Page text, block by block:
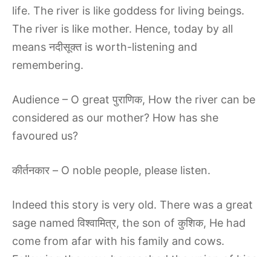
life. The river is like goddess for living beings.
The river is like mother. Hence, today by all
means नदीसूक्त is worth-listening and
remembering.
Audience – O great पुराणिक, How the river can be
considered as our mother? How has she
favoured us?
कीर्तनकार – O noble people, please listen.
Indeed this story is very old. There was a great
sage named विश्वामित्र, the son of कुशिक, He had
come from afar with his family and cows.